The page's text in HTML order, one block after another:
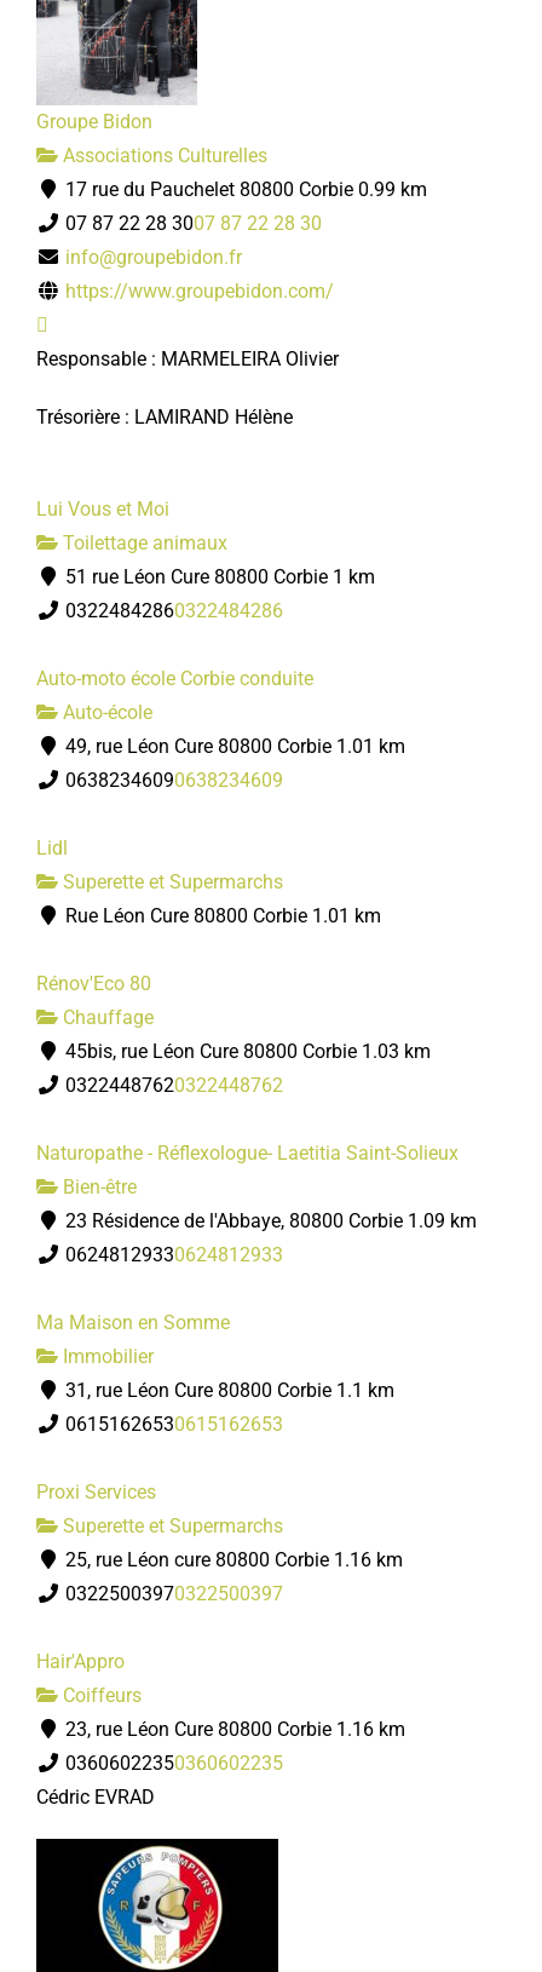
Groupe Bidon
Associations Culturelles
17 rue du Pauchelet 80800 Corbie 0.99 km
07 87 22 28 3007 87 22 28 30
info@groupebidon.fr
https://www.groupebidon.com/
Responsable : MARMELEIRA Olivier
Trésorière : LAMIRAND Hélène
Lui Vous et Moi
Toilettage animaux
51 rue Léon Cure 80800 Corbie 1 km
03224842860322484286
Auto-moto école Corbie conduite
Auto-école
49, rue Léon Cure 80800 Corbie 1.01 km
06382346090638234609
Lidl
Superette et Supermarchs
Rue Léon Cure 80800 Corbie 1.01 km
Rénov'Eco 80
Chauffage
45bis, rue Léon Cure 80800 Corbie 1.03 km
03224487620322448762
Naturopathe - Réflexologue- Laetitia Saint-Solieux
Bien-être
23 Résidence de l'Abbaye, 80800 Corbie 1.09 km
06248129330624812933
Ma Maison en Somme
Immobilier
31, rue Léon Cure 80800 Corbie 1.1 km
06151626530615162653
Proxi Services
Superette et Supermarchs
25, rue Léon cure 80800 Corbie 1.16 km
03225003970322500397
Hair'Appro
Coiffeurs
23, rue Léon Cure 80800 Corbie 1.16 km
03606022350360602235
Cédric EVRAD